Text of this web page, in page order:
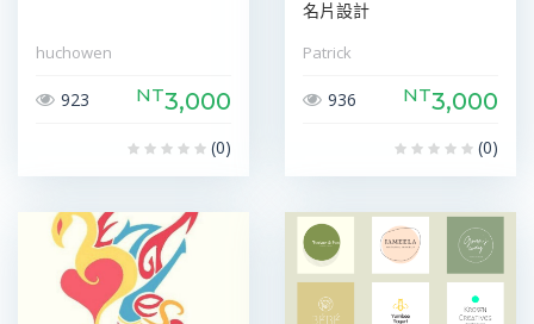
huchowen
923 NT3,000
(0)
名片設計
Patrick
936 NT3,000
(0)